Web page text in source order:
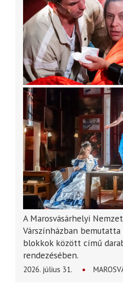
A Marosvásárhelyi
Várszínházban bemutatta
blokkok között című
rendezésében.
2026. július 31.